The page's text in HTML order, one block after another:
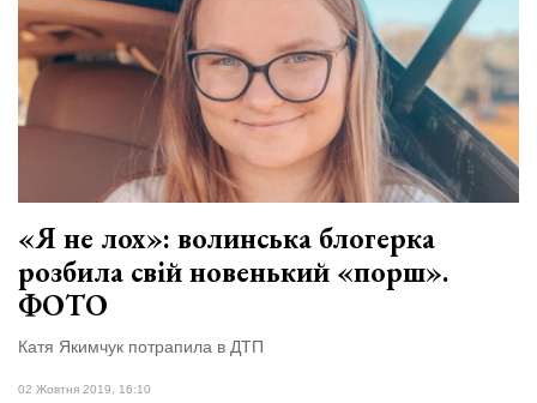
«Я не лох»: волинська блогерка
розбила свій новенький «порш».
ФОТО
Катя Якимчук потрапила в ДТП
02 Жовтня 2019, 16:10